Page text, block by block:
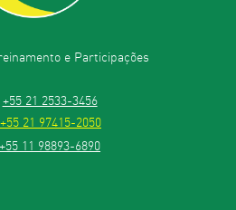
e Participações
+55 21 2533-3456
+55 21 97415-2050
+55 11 98893-6890